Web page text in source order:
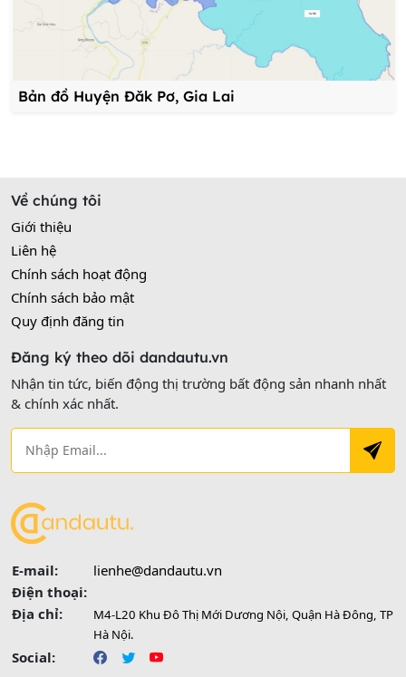
Bản đồ Huyện Đăk Pơ, Gia Lai
Về chúng tôi
Giới thiệu
Liên hệ
Chính sách hoạt động
Chính sách bảo mật
Quy định đăng tin
Đăng ký theo dõi dandautu.vn
Nhận tin tức, biến động thị trường bất động sản nhanh nhất
& chính xác nhất.
E-mail:
lienhe@dandautu.vn
Điện thoại:
Địa chỉ:
M4-L20 Khu Đô Thị Mới Dương Nội, Quận Hà Đông, TP
Hà Nội.
Social: